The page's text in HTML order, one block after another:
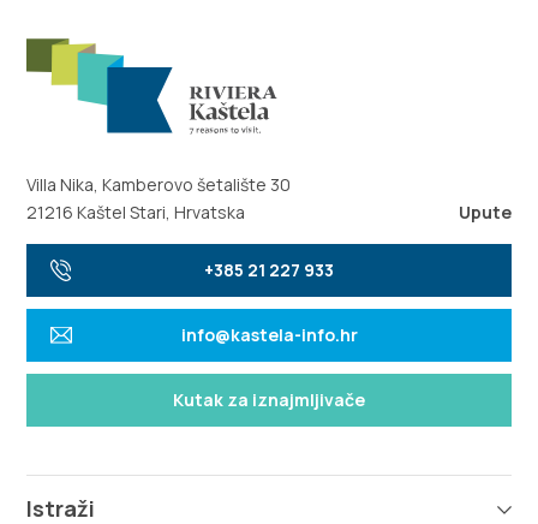
Villa Nika, Kamberovo šetalište 30
21216 Kaštel Stari, Hrvatska
Upute
+385 21 227 933
info@kastela-info.hr
Kutak za iznajmljivače
Istraži